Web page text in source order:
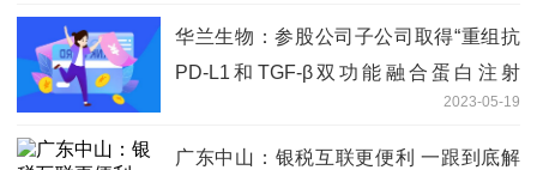
华兰生物：参股公司子公司取得“重组抗
PD-L1和TGF-β双功能融合蛋白注射
液”药物临床试验批准通知书_天天聚看点
2023-05-19
广东中山：银税互联更便利 一跟到底解